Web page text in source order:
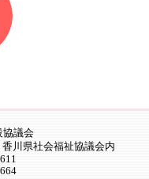
協議会
川県社会福祉協議会内